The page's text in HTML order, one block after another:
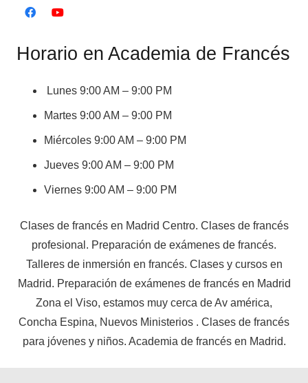
Horario en Academia de Francés
Lunes 9:00 AM – 9:00 PM
Martes 9:00 AM – 9:00 PM
Miércoles 9:00 AM – 9:00 PM
Jueves 9:00 AM – 9:00 PM
Viernes 9:00 AM – 9:00 PM
Clases de francés en Madrid Centro. Clases de francés
profesional. Preparación de exámenes de francés.
Talleres de inmersión en francés. Clases y cursos en
Madrid. Preparación de exámenes de francés en Madrid
Zona el Viso, estamos muy cerca de Av américa,
Concha Espina, Nuevos Ministerios . Clases de francés
para jóvenes y niños. Academia de francés en Madrid.